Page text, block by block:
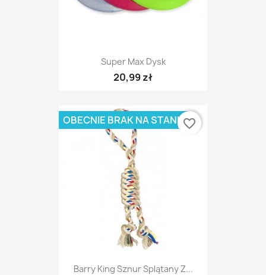
Super Max Dysk
20,99 zł
Barry King Sznur Splątany Z...
OBECNIE BRAK NA STANIEfavorite_border